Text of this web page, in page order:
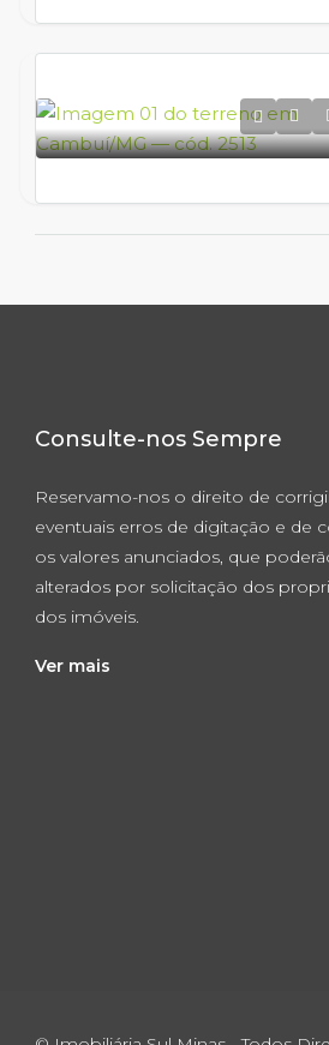
Consulte-nos Sempre
Reservamo-nos o direito de
eventuais erros de digitação e de
os valores anunciados, que
alterados por solicitação dos
dos imóveis.
Ver mais